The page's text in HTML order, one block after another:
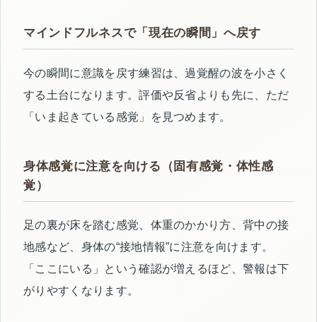
マインドフルネスで「現在の瞬間」へ戻す
今の瞬間に意識を戻す練習は、過覚醒の波を小さく
する土台になります。評価や反省よりも先に、ただ
「いま起きている感覚」を見つめます。
身体感覚に注意を向ける（固有感覚・体性感
覚）
足の裏が床を踏む感覚、体重のかかり方、背中の接
地感など、身体の“接地情報”に注意を向けます。
「ここにいる」という確認が増えるほど、警報は下
がりやすくなります。